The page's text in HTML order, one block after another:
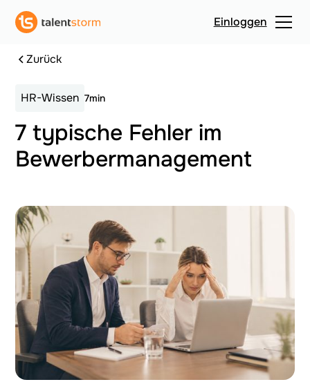
Einloggen
Zurück
HR-Wissen 7min
7 typische Fehler im
Bewerbermanagement